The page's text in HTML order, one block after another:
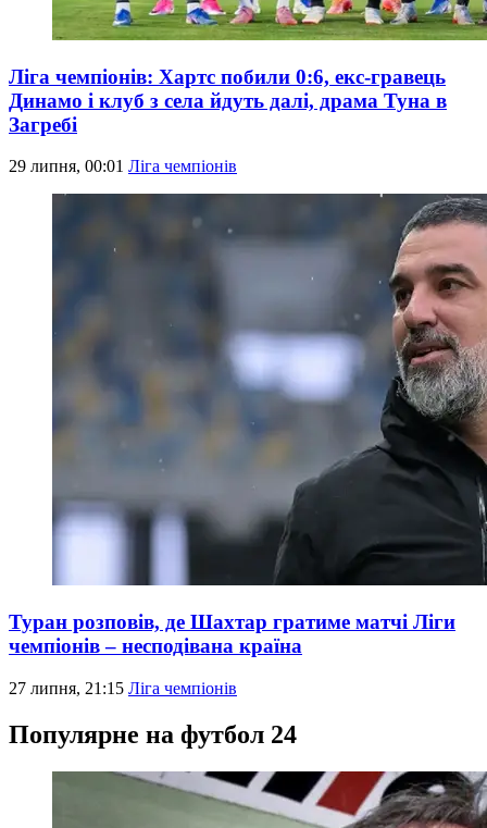
Ліга чемпіонів: Хартс побили 0:6, екс-гравець
Динамо і клуб з села йдуть далі, драма Туна в
Загребі
29 липня, 00:01 Ліга чемпіонів
Туран розповів, де Шахтар гратиме матчі Ліги
чемпіонів – несподівана країна
27 липня, 21:15 Ліга чемпіонів
Популярне на футбол 24